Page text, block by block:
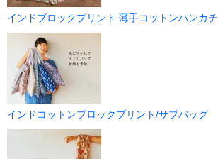
インドブロックプリント 薄手コットンハンカチ
インドコットンブロックプリント/サブバッグ